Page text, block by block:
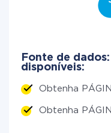
Fonte de
disponíveis:
Obtenha
Obtenha